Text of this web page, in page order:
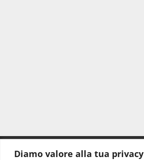
Diamo valore alla tua privacy